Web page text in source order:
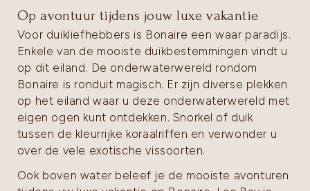
Op avontuur tijdens jouw luxe vakantie
Voor duikliefhebbers is Bonaire een waar paradijs.
Enkele van de mooiste duikbestemmingen vindt u
op dit eiland. De onderwaterwereld rondom
Bonaire is ronduit magisch. Er zijn diverse plekken
op het eiland waar u deze onderwaterwereld met
eigen ogen kunt ontdekken. Snorkel of duik
tussen de kleurrijke koraalriffen en verwonder u
over de vele exotische vissoorten.
Ook boven water beleef je de mooiste avonturen